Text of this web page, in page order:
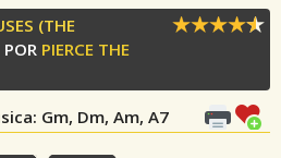
(THE
PIERCE THE
: Gm, Dm, Am, A7